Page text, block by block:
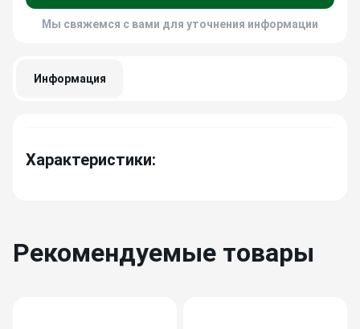
Мы свяжемся с вами для уточнения информации
Информация
Характеристики:
Рекомендуемые товары